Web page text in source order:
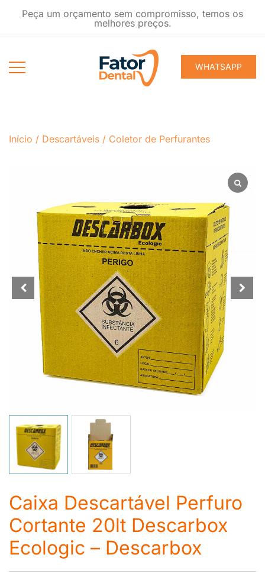
Peça um orçamento sem compromisso, temos os
melhores preços.
WHATSAPP
Início / Descartáveis / Coletor de Perfurantes
Caixa Descartável Perfuro
Cortante 20lt Descarbox
Ecologic – Descarbox